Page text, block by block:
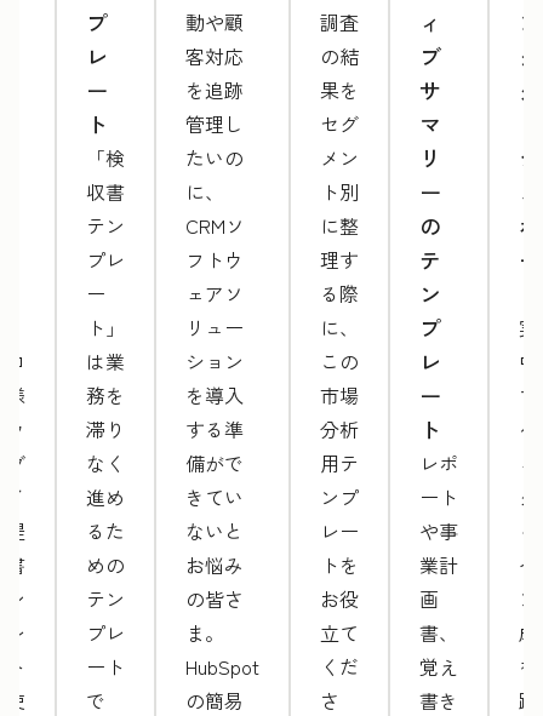
様
ブ
提
書
使
プ
レ
ー
ト
「検
収書
テン
プレ
ー
ト」
は業
務を
滞り
なく
進め
るた
めの
テン
プレ
ート
で
動や顧
客対応
を追跡
管理し
たいの
に、
CRMソ
フトウ
ェアソ
リュー
ション
を導入
する準
備がで
きてい
ないと
お悩み
の皆さ
ま。
HubSpot
の簡易
調査
の結
果を
セグ
メン
ト別
に整
理す
る際
に、
この
市場
分析
用テ
ンプ
レー
トを
お役
立て
くだ
さ
ィ
ブ
サ
マ
リ
ー
の
テ
ン
プ
レ
ー
ト
レポ
ート
や事
業計
画
書、
覚え
書き
ン
グ
ダ
シ
ュ
ボ
ー